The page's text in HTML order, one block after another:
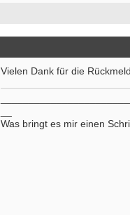
Vielen Dank für die
Was bringt es mir einen